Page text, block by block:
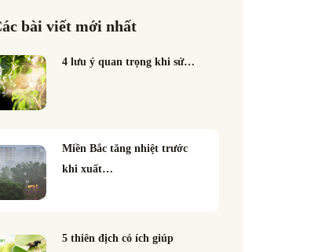
bài viết mới nhất
4 lưu ý quan trọng khi sử…
Miền Bắc tăng nhiệt trước
khi xuất…
5 thiên địch có ích giúp